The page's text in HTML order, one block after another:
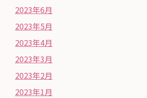
2023年6月
2023年5月
2023年4月
2023年3月
2023年2月
2023年1月